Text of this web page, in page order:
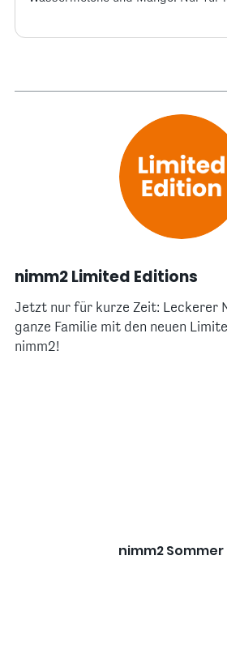
nimm2 Limited Editions
Jetzt nur für kurze Zeit: Leckerer
ganze Familie mit den neuen
nimm2!
nimm2 Sommer